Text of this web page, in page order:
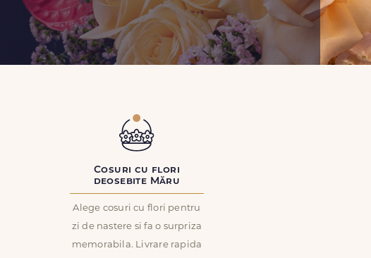
Cosuri cu flori
deosebite Măru
Alege cosuri cu flori pentru
zi de nastere si fa o surpriza
memorabila. Livrare rapida